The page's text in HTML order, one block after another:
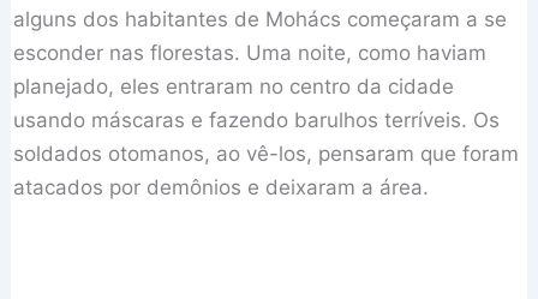
alguns dos habitantes de Mohács começaram a se
esconder nas florestas. Uma noite, como haviam
planejado, eles entraram no centro da cidade
usando máscaras e fazendo barulhos terríveis. Os
soldados otomanos, ao vê-los, pensaram que foram
atacados por demônios e deixaram a área.